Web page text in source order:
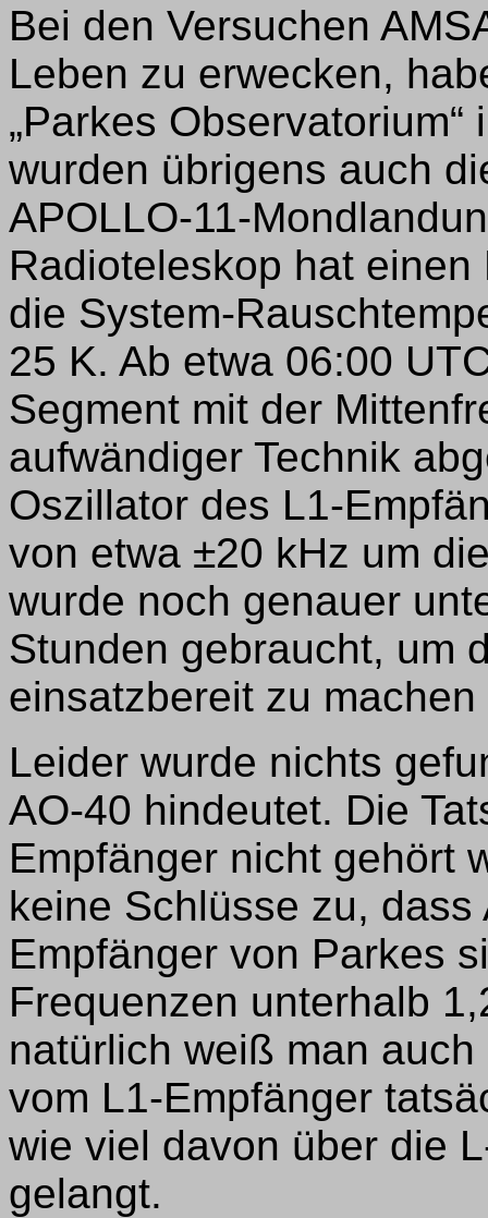
Bei den Versuchen
Leben zu erwecken,
„Parkes
wurden übrigens auch
APOLLO-11-
Radioteleskop hat
die System-
25 K. Ab etwa 06:00
Segment mit der
aufwändiger Technik
Oszillator des L1-
von etwa ±20 kHz um
wurde noch genauer
Stunden gebraucht, um
einsatzbereit zu
Leider wurde nichts
AO-40 hindeutet. Die
Empfänger nicht gehört
keine Schlüsse zu,
Empfänger von Parkes
Frequenzen unterhalb
natürlich weiß man
vom L1-Empfänger
wie viel davon über die
gelangt.